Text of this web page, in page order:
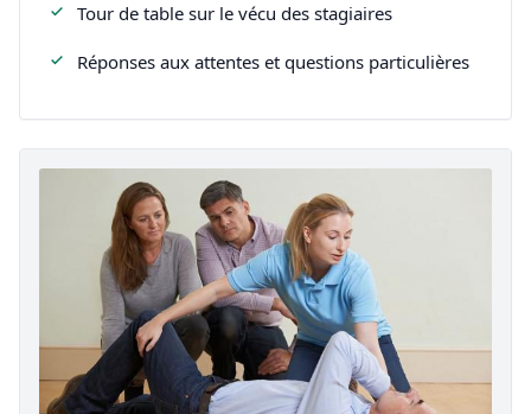
Tour de table sur le vécu des stagiaires
Réponses aux attentes et questions particulières